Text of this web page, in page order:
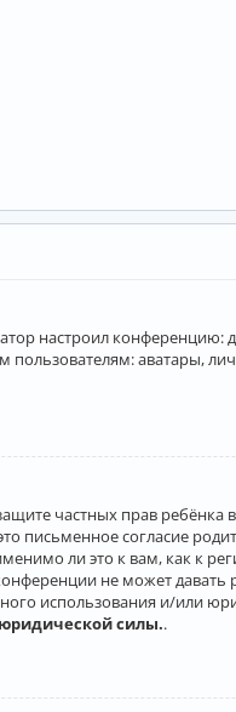
настроил
аватары,
частных прав
письменное согласие
ли это к вам, как к
не может
использования и/или
силы..